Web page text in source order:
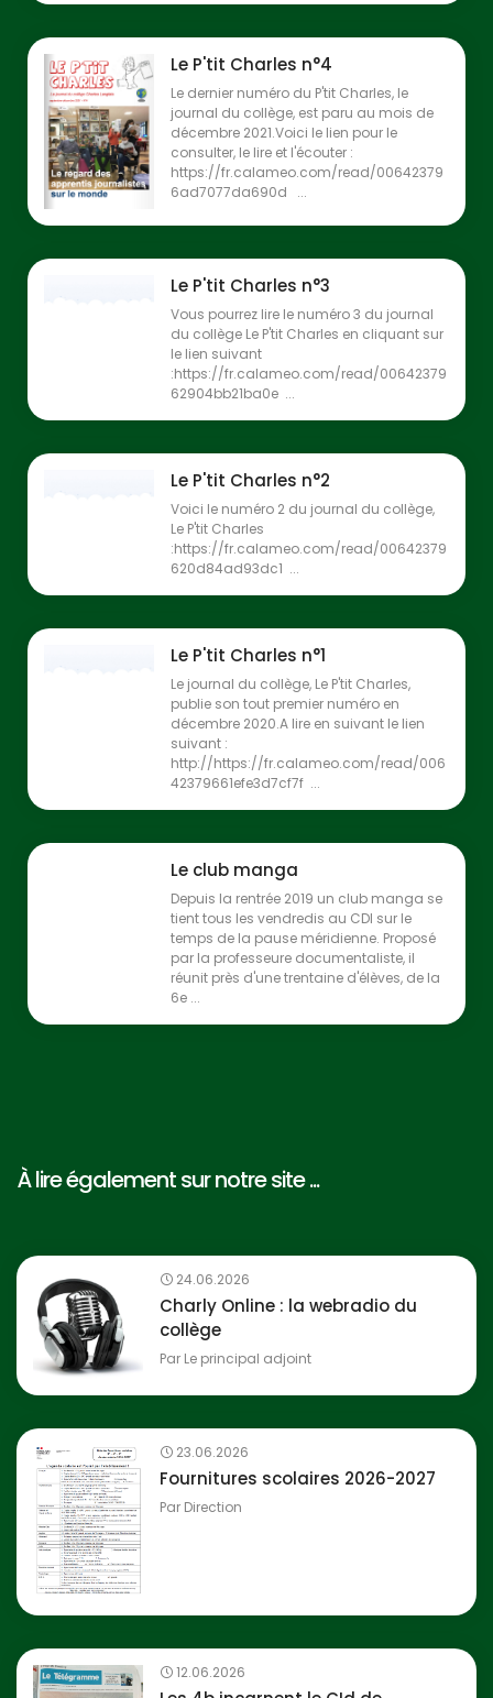
Le P'tit Charles n°4
Le dernier numéro du P'tit Charles, le
journal du collège, est paru au mois de
décembre 2021.Voici le lien pour le
consulter, le lire et l'écouter :
https://fr.calameo.com/read/00642379
6ad7077da690d ...
Le P'tit Charles n°3
Vous pourrez lire le numéro 3 du journal
du collège Le P'tit Charles en cliquant sur
le lien suivant
:https://fr.calameo.com/read/00642379
62904bb21ba0e ...
Le P'tit Charles n°2
Voici le numéro 2 du journal du collège,
Le P'tit Charles
:https://fr.calameo.com/read/00642379
620d84ad93dc1 ...
Le P'tit Charles n°1
Le journal du collège, Le P'tit Charles,
publie son tout premier numéro en
décembre 2020.A lire en suivant le lien
suivant :
http://https://fr.calameo.com/read/006
42379661efe3d7cf7f ...
Le club manga
Depuis la rentrée 2019 un club manga se
tient tous les vendredis au CDI sur le
temps de la pause méridienne. Proposé
par la professeure documentaliste, il
réunit près d'une trentaine d'élèves, de la
6e ...
À lire également sur notre site ...
24.06.2026
Charly Online : la webradio du
collège
Par Le principal adjoint
23.06.2026
Fournitures scolaires 2026-2027
Par Direction
12.06.2026